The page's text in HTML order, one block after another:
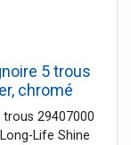
5 trous
chromé
29407000
Life Shine